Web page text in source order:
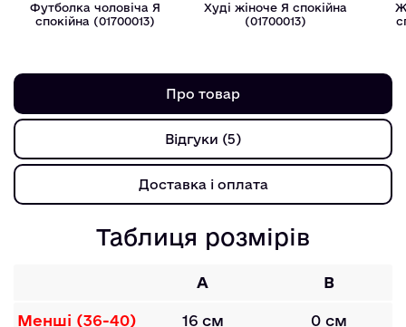
Футболка чоловіча Я
спокiйна (01700013)
Худі жіноче Я спокiйна
(01700013)
Про товар
Відгуки (5)
Доставка і оплата
Таблиця розмірів
A B
Менші (36-40) 16 см 0 см